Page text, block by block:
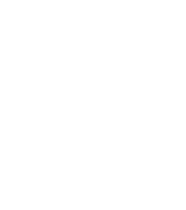
Ayaneo Next 2, RTX
performans sunarken,